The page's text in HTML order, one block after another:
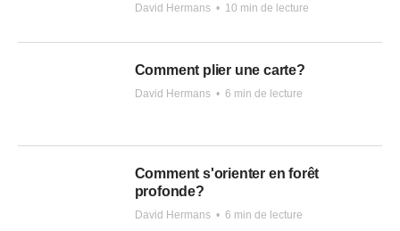
David Hermans • 10 min de lecture
Comment plier une carte?
David Hermans • 6 min de lecture
Comment s'orienter en forêt
profonde?
David Hermans • 6 min de lecture